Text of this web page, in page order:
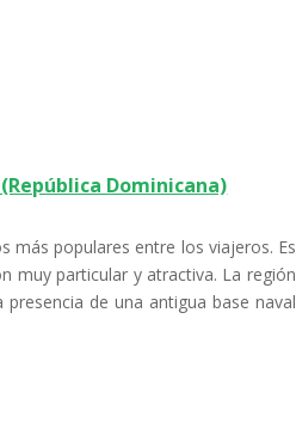
Dominicana)
más populares entre los viajeros. Es
muy particular y atractiva. La región
de una antigua base naval